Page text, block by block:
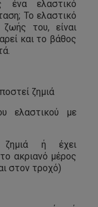
ελαστικό
Το ελαστικό
του, είναι
και το βάθος
ζημιά
ελαστικού με
ή έχει
ακριανό μέρος
στον τροχό)